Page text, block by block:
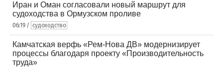
Иран и Оман согласовали новый маршрут для
судоходства в Ормузском проливе
06:19 / судоходство
Камчатская верфь «Рем-Нова ДВ» модернизирует
процессы благодаря проекту «Производительность
труда»